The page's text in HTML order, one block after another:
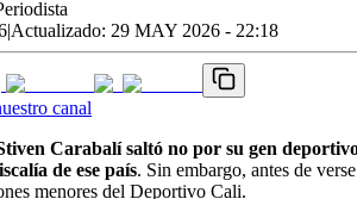
|Actualizado: 29 MAY 2026 - 22:18
canal
Carabalí saltó no por su gen
de ese país. Sin embargo, antes de
menores del Deportivo Cali.